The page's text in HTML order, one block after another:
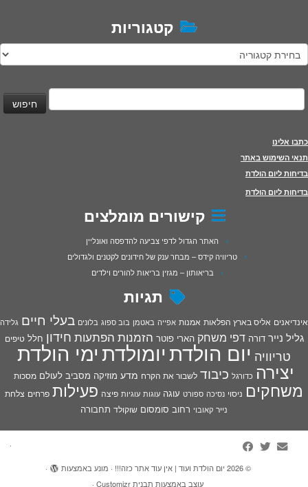
קטגוריות
קטגוריות
כתבו אלינו
תנאי השימוש באתר
בדיחות ליום הולדת
בדיחות ליום הולדת
קישורים מומלצים
האתר הגדול לדפי צביעה להדפסה ואונליין
טריוויה קידס – מבחר ענק של חידונים לקטנים ולגדולים
בריאותון – מגזין בריאות להורים וילדים
תגיות
אינדיאנים אליס בארץ הפלאות אמנות אפייה באטמן בוב ספוג בלונים בעלי חיים גלידה
גליל נייר דורה דפי משחק הארי פוטר הזמנות הפתעות חידון חלל טיפים
טריוויה יום הולדתיומולדתימי הולדת
יצירה כדורגל כיבוד לשבור את הקרח מדע מוזיקה מסביב לעולם מסכות
משחקים ניסוי נסיכה ספורט עוגה עוגות עוגיות פיצה פעילות פרחים צלחת
נייר קאובוי רחוב סומסום שוקולד תחבורה
·
© 2026 יום הולדת ועוד | אין עוד אתר כזה!!! · מונע באמצעות
·
עוצב באמצעות תבנית Customizr ·